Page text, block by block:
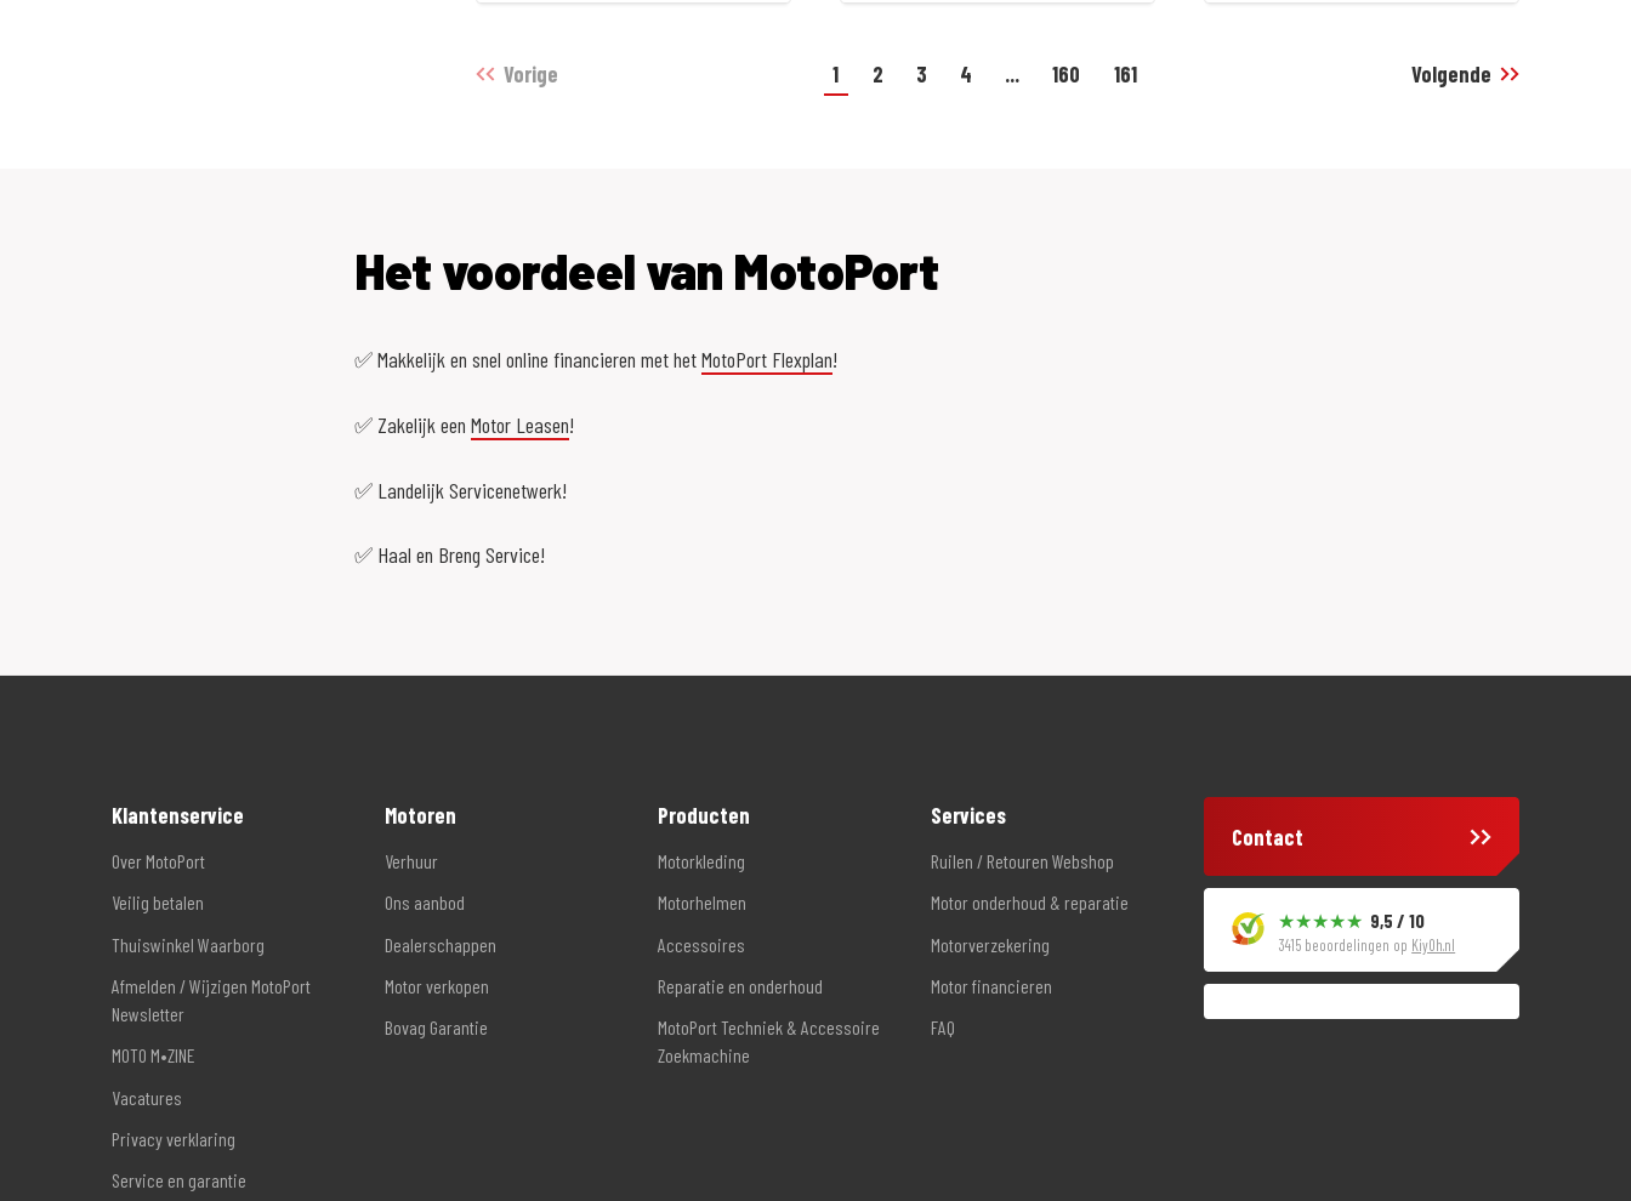
Vorige 1 2 3 4 ... 160 161 Volgende
Het voordeel van MotoPort
✅ Makkelijk en snel online financieren met hetMotoPort Flexplan!
✅ Zakelijk een Motor Leasen!
✅ Landelijk Servicenetwerk!
✅ Haal en Breng Service!
Klantenservice
Over MotoPort
Veilig betalen
Thuiswinkel Waarborg
Afmelden / Wijzigen MotoPort
Newsletter
MOTO M•ZINE
Vacatures
Privacy verklaring
Service en garantie
Motoren
Verhuur
Ons aanbod
Dealerschappen
Motor verkopen
Bovag Garantie
Producten
Motorkleding
Motorhelmen
Accessoires
Reparatie en onderhoud
MotoPort Techniek & Accessoire
Zoekmachine
Services
Ruilen / Retouren Webshop
Motor onderhoud & reparatie
Motorverzekering
Motor financieren
FAQ
Contact
9,5 / 10
3415 beoordelingen op KiyOh.nl